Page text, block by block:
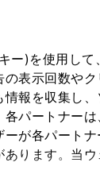
ー)を使用して
表示回数やク
報を収集し、
パートナー
が各パート
ります。当
STORY SNAP